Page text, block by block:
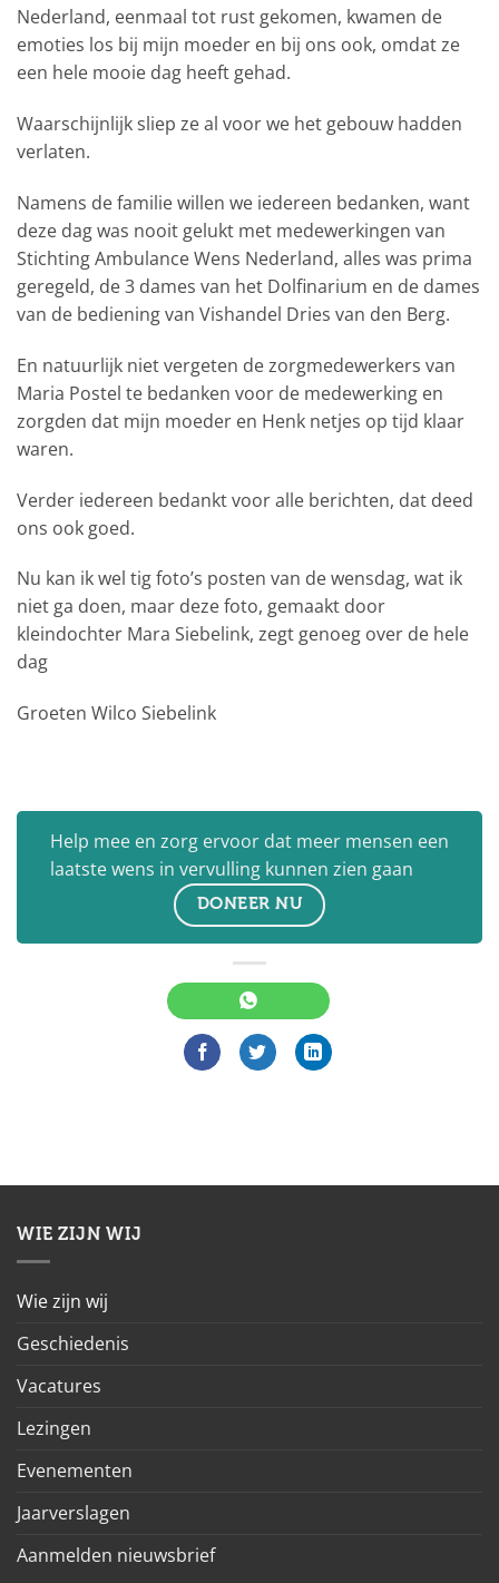
Nederland, eenmaal tot rust gekomen, kwamen de
emoties los bij mijn moeder en bij ons ook, omdat ze
een hele mooie dag heeft gehad.
Waarschijnlijk sliep ze al voor we het gebouw hadden
verlaten.
Namens de familie willen we iedereen bedanken, want
deze dag was nooit gelukt met medewerkingen van
Stichting Ambulance Wens Nederland, alles was prima
geregeld, de 3 dames van het Dolfinarium en de dames
van de bediening van Vishandel Dries van den Berg.
En natuurlijk niet vergeten de zorgmedewerkers van
Maria Postel te bedanken voor de medewerking en
zorgden dat mijn moeder en Henk netjes op tijd klaar
waren.
Verder iedereen bedankt voor alle berichten, dat deed
ons ook goed.
Nu kan ik wel tig foto’s posten van de wensdag, wat ik
niet ga doen, maar deze foto, gemaakt door
kleindochter Mara Siebelink, zegt genoeg over de hele
dag
Groeten Wilco Siebelink
Help mee en zorg ervoor dat meer mensen een
laatste wens in vervulling kunnen zien gaan
DONEER NU
WIE ZIJN WIJ
Wie zijn wij
Geschiedenis
Vacatures
Lezingen
Evenementen
Jaarverslagen
Aanmelden nieuwsbrief